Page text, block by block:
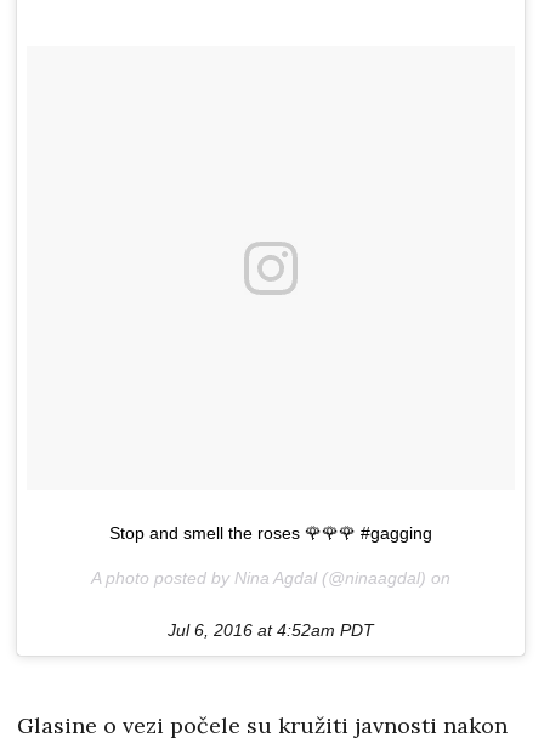
Stop and smell the roses 🌹🌹🌹 #gagging
A photo posted by Nina Agdal (@ninaagdal) on
Jul 6, 2016 at 4:52am PDT
Glasine o vezi počele su kružiti javnosti nakon